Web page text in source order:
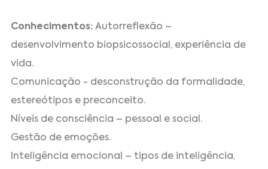
Conhecimentos:Autorreflexão –
desenvolvimento biopsicossocial, experiência de
vida.
Comunicação - desconstrução da formalidade,
estereótipos e preconceito.
Níveis de consciência – pessoal e social.
Gestão de emoções.
Inteligência emocional – tipos de inteligência,